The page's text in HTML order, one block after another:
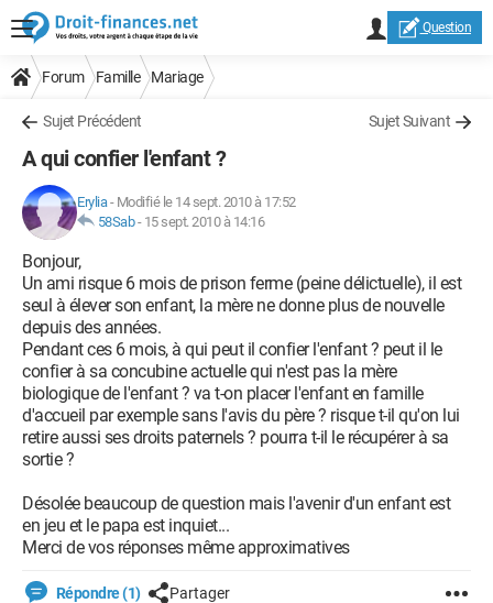
Question
Forum Famille Mariage
Sujet Précédent Sujet Suivant
A qui confier l'enfant ?
Erylia- Modifié le 14 sept. 2010 à 17:52
58Sab- 15 sept. 2010 à 14:16
Bonjour,
Un ami risque 6 mois de prison ferme (peine délictuelle), il est
seul à élever son enfant, la mère ne donne plus de nouvelle
depuis des années.
Pendant ces 6 mois, à qui peut il confier l'enfant ? peut il le
confier à sa concubine actuelle qui n'est pas la mère
biologique de l'enfant ? va t-on placer l'enfant en famille
d'accueil par exemple sans l'avis du père ? risque t-il qu'on lui
retire aussi ses droits paternels ? pourra t-il le récupérer à sa
sortie ?
Désolée beaucoup de question mais l'avenir d'un enfant est
en jeu et le papa est inquiet...
Merci de vos réponses même approximatives
Répondre (1) Partager